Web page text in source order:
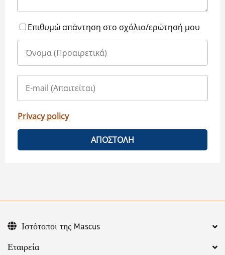
Επιθυμώ απάντηση στο σχόλιο/ερώτησή μου
Privacy policy
ΑΠΟΣΤΟΛΗ
Εταιρεία
Ιστότοποι της Mascus